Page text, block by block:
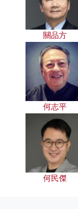
關品方
何志平
何民傑